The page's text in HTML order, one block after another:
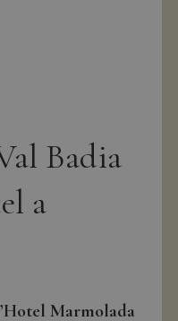
Badia
a
Marmolada